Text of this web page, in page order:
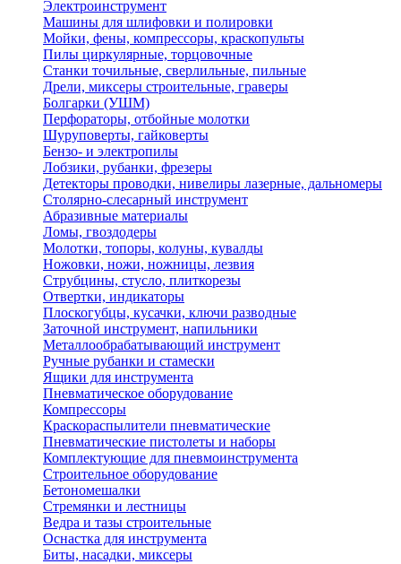
Электроинструмент
Машины для шлифовки и полировки
Мойки, фены, компрессоры, краскопульты
Пилы циркулярные, торцовочные
Станки точильные, сверлильные, пильные
Дрели, миксеры строительные, граверы
Болгарки (УШМ)
Перфораторы, отбойные молотки
Шуруповерты, гайковерты
Бензо- и электропилы
Лобзики, рубанки, фрезеры
Детекторы проводки, нивелиры лазерные, дальномеры
Столярно-слесарный инструмент
Абразивные материалы
Ломы, гвоздодеры
Молотки, топоры, колуны, кувалды
Ножовки, ножи, ножницы, лезвия
Струбцины, стусло, плиткорезы
Отвертки, индикаторы
Плоскогубцы, кусачки, ключи разводные
Заточной инструмент, напильники
Металлообрабатывающий инструмент
Ручные рубанки и стамески
Ящики для инструмента
Пневматическое оборудование
Компрессоры
Краскораспылители пневматические
Пневматические пистолеты и наборы
Комплектующие для пневмоинструмента
Строительное оборудование
Бетономешалки
Стремянки и лестницы
Ведра и тазы строительные
Оснастка для инструмента
Биты, насадки, миксеры